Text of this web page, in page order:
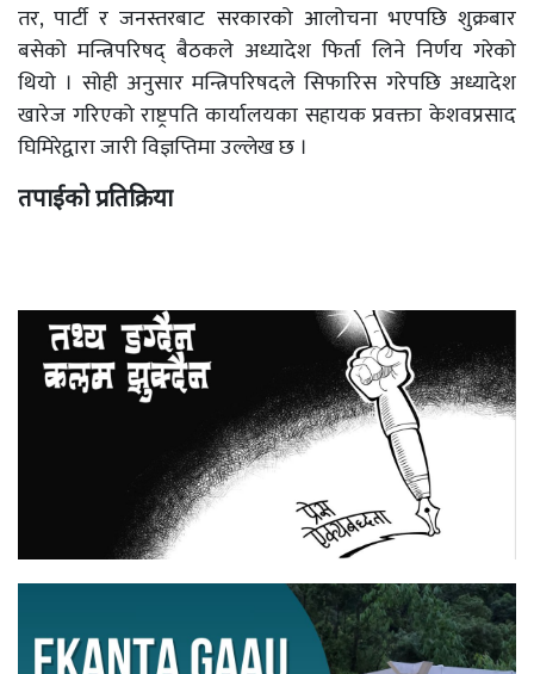
तर, पार्टी र जनस्तरबाट सरकारको आलोचना भएपछि शुक्रबार
बसेको मन्त्रिपरिषद् बैठकले अध्यादेश फिर्ता लिने निर्णय गरेको
थियो । सोही अनुसार मन्त्रिपरिषदले सिफारिस गरेपछि अध्यादेश
खारेज गरिएको राष्ट्रपति कार्यालयका सहायक प्रवक्ता केशवप्रसाद
घिमिरेद्वारा जारी विज्ञप्तिमा उल्लेख छ ।
तपाईको प्रतिक्रिया